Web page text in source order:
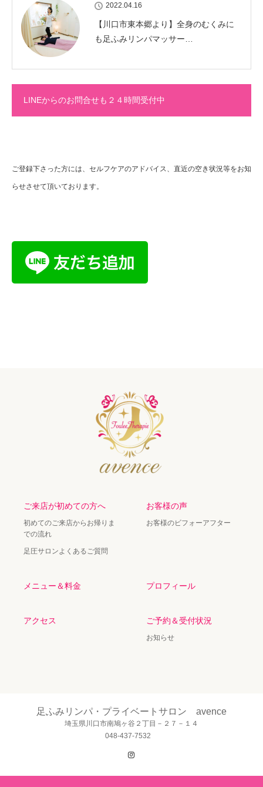
2022.04.16
【川口市東本郷より】全身のむくみに
も足ふみリンパマッサー…
LINEからのお問合せも２４時間受付中
ご登録下さった方には、セルフケアのアドバイス、直近の空き状況等をお知
らせさせて頂いております。
ご来店が初めての方へ
初めてのご来店からお帰りま
での流れ
足圧サロンよくあるご質問
お客様の声
お客様のビフォーアフター
メニュー＆料金 プロフィール
アクセス ご予約＆受付状況
お知らせ
足ふみリンパ・プライベートサロン avence
埼玉県川口市南鳩ヶ谷２丁目－２７－１４
048-437-7532